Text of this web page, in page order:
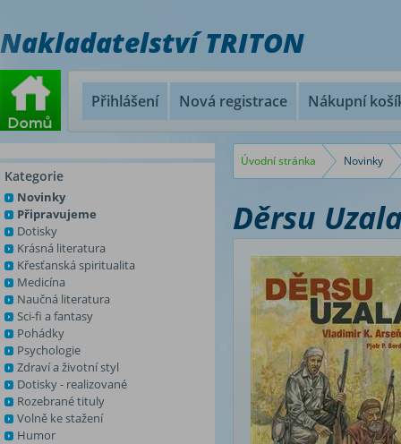
Nakladatelství TRITON
Přihlášení Nová registrace Nákupní
Kategorie
Novinky
Připravujeme
Dotisky
Krásná literatura
Křesťanská spiritualita
Medicína
Naučná literatura
Sci-fi a fantasy
Pohádky
Psychologie
Zdraví a životní styl
Dotisky - realizované
Rozebrané tituly
Volně ke stažení
Humor
Úvodní stránka Novinky
Děrsu